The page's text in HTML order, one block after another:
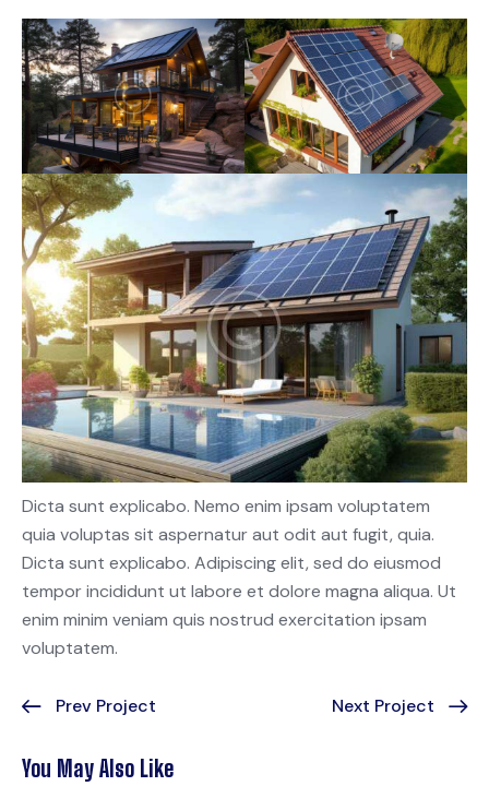
Dicta sunt explicabo. Nemo enim ipsam voluptatem
quia voluptas sit aspernatur aut odit aut fugit, quia.
Dicta sunt explicabo. Adipiscing elit, sed do eiusmod
tempor incididunt ut labore et dolore magna aliqua. Ut
enim minim veniam quis nostrud exercitation ipsam
voluptatem.
Prev Project Next Project
You May Also Like